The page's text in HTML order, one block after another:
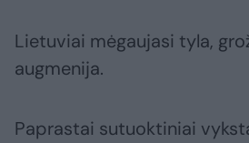
Lietuviai mėgaujasi tyla,
augmenija.
Paprastai sutuoktiniai